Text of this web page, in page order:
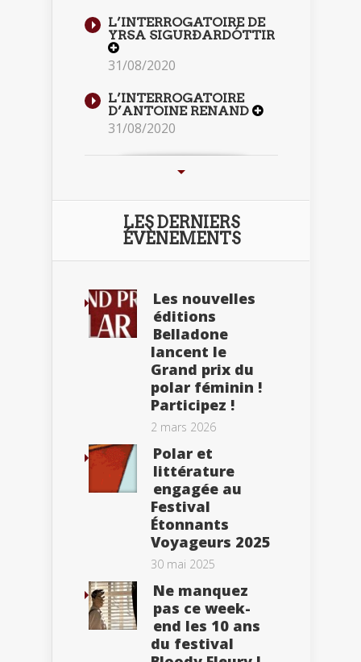
L’INTERROGATOIRE DE
YRSA SIGURÐARDÓTTIR
31/08/2020
L’INTERROGATOIRE
D’ANTOINE RENAND
31/08/2020
LES DERNIERS
ÉVÈNEMENTS
Les nouvelles
éditions
Belladone
lancent le
Grand prix du
polar féminin !
Participez !
2 mars 2026
Polar et
littérature
engagée au
Festival
Étonnants
Voyageurs 2025
30 mai 2025
Ne manquez
pas ce week-
end les 10 ans
du festival